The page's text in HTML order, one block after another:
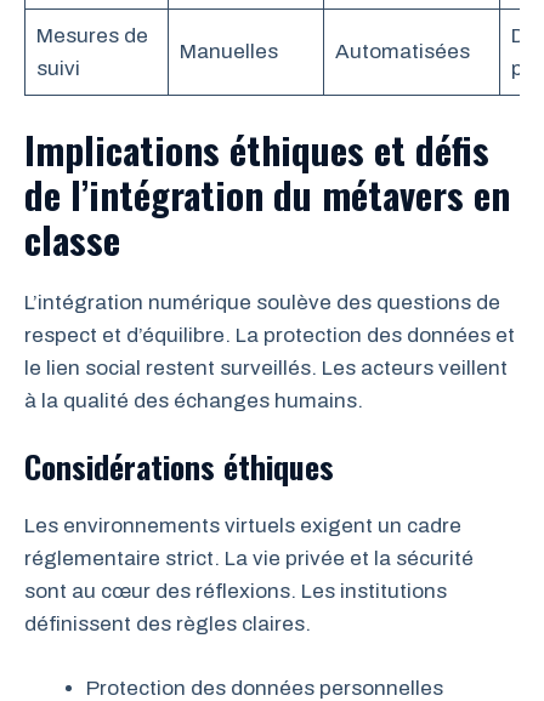
Mesures de
suivi
Manuelles Automatisées
Implications éthiques et défis
de l’intégration du métavers en
classe
L’intégration numérique soulève des questions de
respect et d’équilibre. La protection des données et
le lien social restent surveillés. Les acteurs veillent
à la qualité des échanges humains.
Considérations éthiques
Les environnements virtuels exigent un cadre
réglementaire strict. La vie privée et la sécurité
sont au cœur des réflexions. Les institutions
définissent des règles claires.
Protection des données personnelles